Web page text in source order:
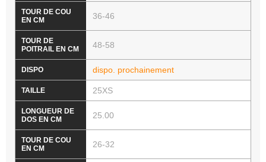
36-46
48-58
dispo. prochainement
25XS
25.00
26-32